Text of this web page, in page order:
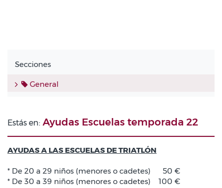
Secciones
General
Estás en: Ayudas Escuelas temporada 22
AYUDAS A LAS ESCUELAS DE TRIATLÓN
* De 20 a 29 niños (menores o cadetes) 50 €
* De 30 a 39 niños (menores o cadetes) 100 €